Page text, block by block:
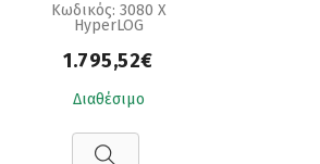
Κωδικός: 3080 X
HyperLOG
1.795,52€
Διαθέσιμο